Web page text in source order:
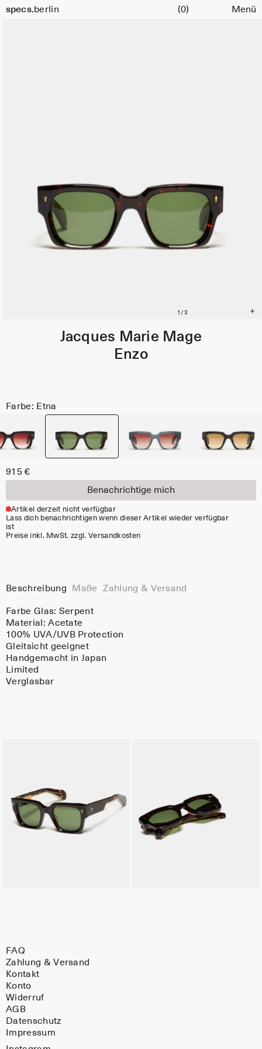
specs.berlin
Warenkorb (0) Menü
Jacques Marie Mage
Enzo
Farbe: Etna
915 €
Benachrichtige mich
Artikel derzeit nicht verfügbar
Lass dich benachrichtigen wenn dieser Artikel wieder verfügbar
ist
Preise inkl. MwSt. zzgl. Versandkosten
Beschreibung Maße Zahlung & Versand
Farbe Glas: Serpent
Material:Acetate
100% UVA/UVB Protection
Gleitsicht geeignet
Handgemacht in Japan
Limited
Verglasbar
FAQ
Zahlung & Versand
Kontakt
Konto
Widerruf
AGB
Datenschutz
Impressum